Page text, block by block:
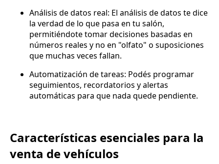
Análisis de datos real: El análisis de datos te dice
la verdad de lo que pasa en tu salón,
permitiéndote tomar decisiones basadas en
números reales y no en "olfato" o suposiciones
que muchas veces fallan.
Automatización de tareas: Podés programar
seguimientos, recordatorios y alertas
automáticas para que nada quede pendiente.
Características esenciales para la
venta de vehículos